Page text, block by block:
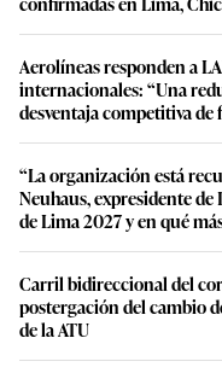
Aerolíneas responden a
internacionales: “Una
desventaja competitiva de
“La organización está
Neuhaus, expresidente de
de Lima 2027 y en qué
Carril bidireccional del
postergación del cambio
de la ATU